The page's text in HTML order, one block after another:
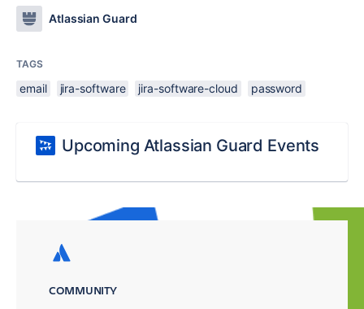
Atlassian Guard
TAGS
email jira-software jira-software-cloud password
Upcoming Atlassian Guard Events
COMMUNITY